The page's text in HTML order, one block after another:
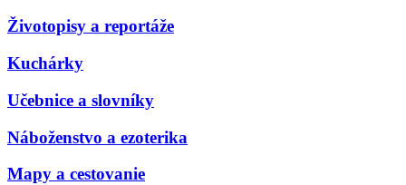
Životopisy a reportáže
Kuchárky
Učebnice a slovníky
Náboženstvo a ezoterika
Mapy a cestovanie